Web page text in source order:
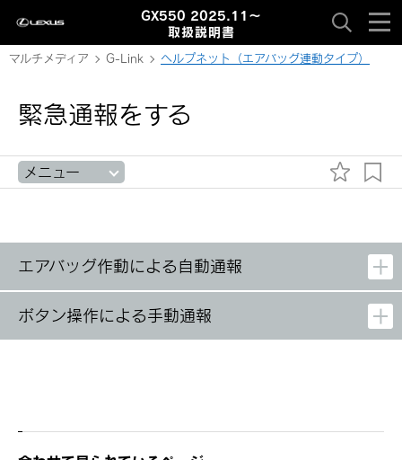
GX550 2025.11～
取扱説明書
マルチメディア G-Link ヘルプネット（エアバッグ連動タイプ）
緊急通報をする
メニュー
エアバッグ作動による自動通報
ボタン操作による手動通報